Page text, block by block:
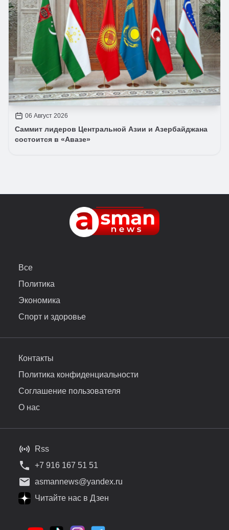
06 Август 2026
Саммит лидеров Центральной Азии и Азербайджана
состоится в «Авазе»
Все
Политика
Экономика
Спорт и здоровье
Контакты
Политика конфиденциальности
Соглашение пользователя
О нас
Rss
+7 916 167 51 51
asmannews@yandex.ru
Читайте нас в Дзен